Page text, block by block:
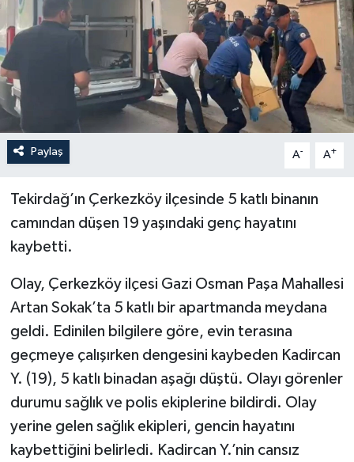
Paylaş A- A+
Tekirdağ’ın Çerkezköy ilçesinde 5 katlı binanın
camından düşen 19 yaşındaki genç hayatını
kaybetti.
Olay, Çerkezköy ilçesi Gazi Osman Paşa Mahallesi
Artan Sokak’ta 5 katlı bir apartmanda meydana
geldi. Edinilen bilgilere göre, evin terasına
geçmeye çalışırken dengesini kaybeden Kadircan
Y. (19), 5 katlı binadan aşağı düştü. Olayı görenler
durumu sağlık ve polis ekiplerine bildirdi. Olay
yerine gelen sağlık ekipleri, gencin hayatını
kaybettiğini belirledi. Kadircan Y.’nin cansız
Yaşam